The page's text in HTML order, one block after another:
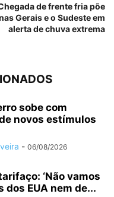
de frente fria põe
Gerais e o Sudeste em
alerta de chuva extrema
sobe com
novos estímulos
- 06/08/2026
‘Não vamos
dos EUA nem de...